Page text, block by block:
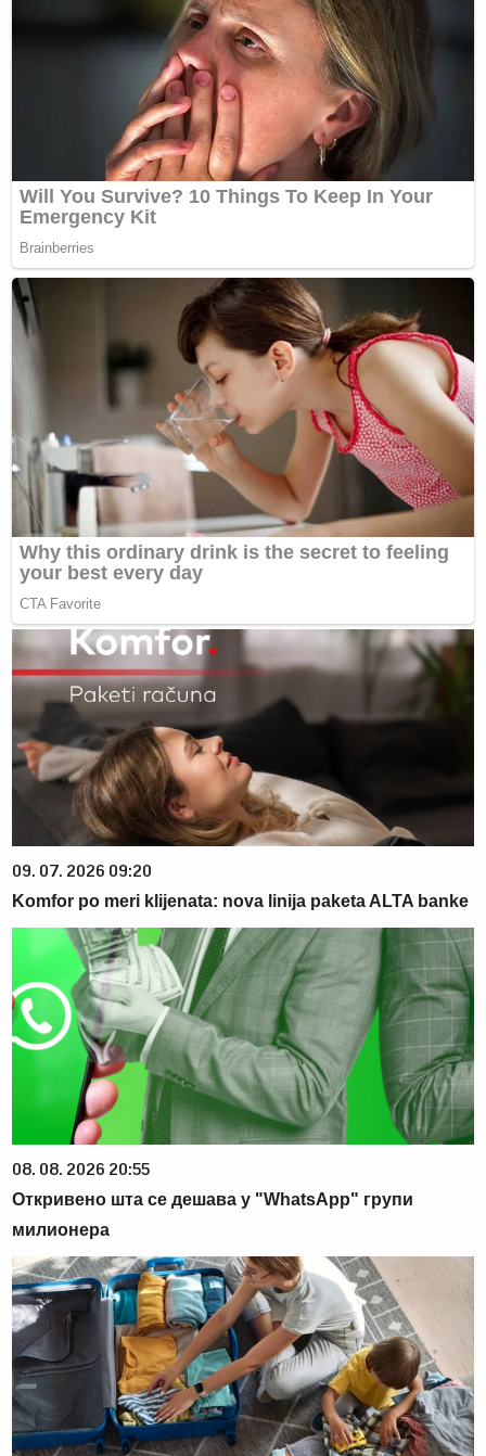
09. 07. 2026 09:20
Komfor po meri klijenata: nova linija paketa ALTA banke
08. 08. 2026 20:55
Откривено шта се дешава у "WhatsApp" групи
милионера